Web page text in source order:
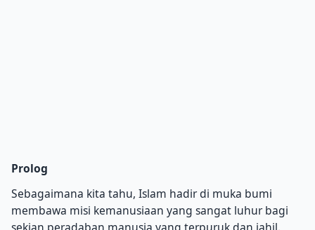
Prolog
Sebagaimana kita tahu, Islam hadir di muka bumi
membawa misi kemanusiaan yang sangat luhur bagi